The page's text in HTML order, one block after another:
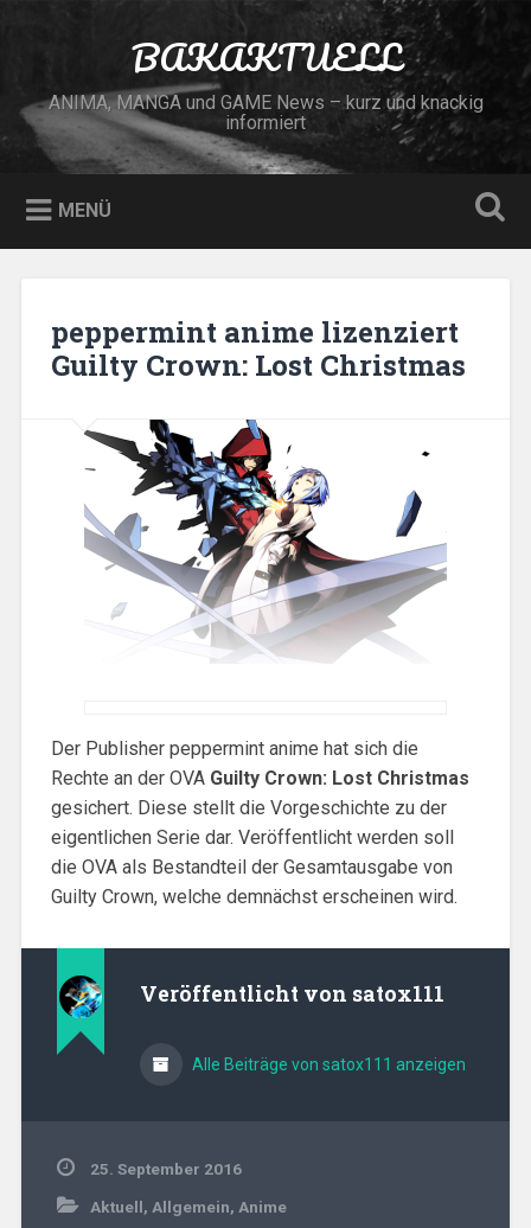
BAKAKTUELL
ANIMA, MANGA und GAME News – kurz und knackig
informiert
MENÜ
peppermint anime lizenziert
Guilty Crown: Lost Christmas
Der Publisher peppermint anime hat sich die
Rechte an der OVA Guilty Crown: Lost Christmas
gesichert. Diese stellt die Vorgeschichte zu der
eigentlichen Serie dar. Veröffentlicht werden soll
die OVA als Bestandteil der Gesamtausgabe von
Guilty Crown, welche demnächst erscheinen wird.
Veröffentlicht von satox111
Alle Beiträge von satox111 anzeigen
25. September 2016
Aktuell, Allgemein, Anime